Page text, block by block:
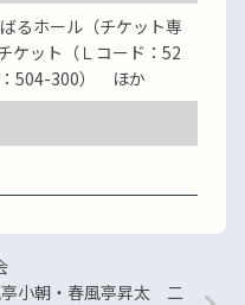
るホール（チケット専
ット（Ｌコード：52
：504-300） ほか
小朝・春風亭昇太 二